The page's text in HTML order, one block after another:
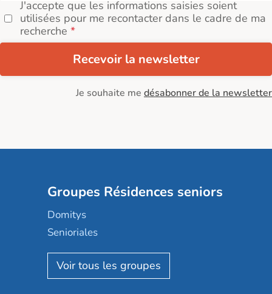
J'accepte que les informations saisies soient
utilisées pour me recontacter dans le cadre de ma
recherche
Recevoir la newsletter
Je souhaite me désabonner de la newsletter
Groupes Résidences seniors
Domitys
Senioriales
Nohée
Les Résidentiels